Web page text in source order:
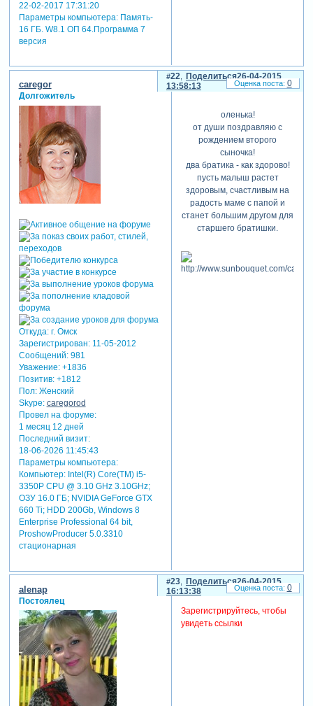
22-02-2017 17:31:20
Параметры компьютера:Память-
16 ГБ. W8.1 ОП 64.Программа 7
версия
Поделиться
22
26-04-2015
13:58:13
caregor
Долгожитель
Откуда:г. Омск
Зарегистрирован: 11-05-2012
Сообщений:981
Уважение: +1836
Позитив: +1812
Пол:Женский
Skype: caregorod
Провел на форуме:
1 месяц 12 дней
Последний визит:
18-06-2026 11:45:43
Параметры компьютера:
Компьютер: Intel(R) Core(TM) i5-
3350P CPU @ 3.10 GHz 3.10GHz;
ОЗУ 16.0 ГБ; NVIDIA GeForce GTX
660 Ti; HDD 200Gb, Windows 8
Enterprise Professional 64 bit,
ProshowProducer 5.0.3310
стационарная
оленька!
от души поздравляю с
рождением второго
сыночка!
два братика - как здорово!
пусть малыш растет
здоровым, счастливым на
радость маме с папой и
станет большим другом для
старшего братишки.
0
Поделиться
23
26-04-2015
16:13:38
alenap
Постоялец
Зарегистрируйтесь, чтобы
увидеть ссылки
0